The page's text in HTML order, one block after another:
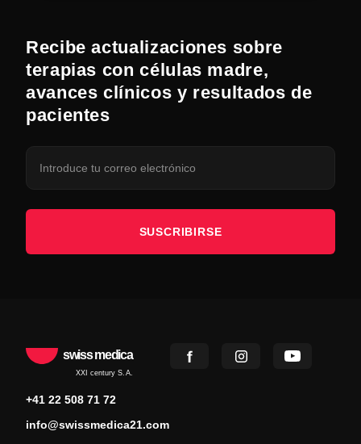
Recibe actualizaciones sobre
terapias con células madre,
avances clínicos y resultados de
pacientes
SUSCRIBIRSE
swiss medica
XXI century S.A.
+41 22 508 71 72
info@swissmedica21.com